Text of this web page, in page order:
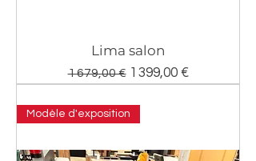
Lima salon
Prix original
1 679,00 € Prix promotionnel
1 399,00 €
Modèle d'exposition